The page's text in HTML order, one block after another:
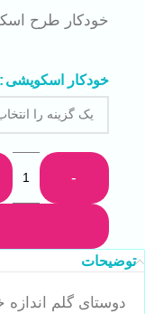
خودکار طرح اسکویشی
خودکار اسکویشی
-
توضیحات